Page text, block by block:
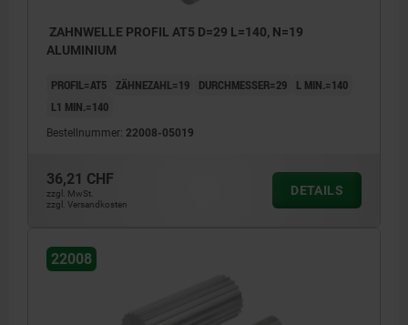
ZAHNWELLE PROFIL AT5 D=29 L=140, N=19
ALUMINIUM
PROFIL=AT5 ZÄHNEZAHL=19 DURCHMESSER=29
L MIN.=140
L1 MIN.=140
Bestellnummer: 22008-05019
36,21 CHF
zzgl. MwSt.
zzgl. Versandkosten
DETAILS
22008